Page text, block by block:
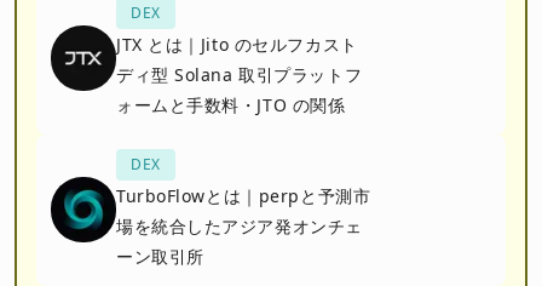
DEX
JTX とは｜Jito のセルフカスト
ディ型 Solana 取引プラットフ
ォームと手数料・JTO の関係
DEX
TurboFlowとは｜perpと予測市
場を統合したアジア発オンチェ
ーン取引所